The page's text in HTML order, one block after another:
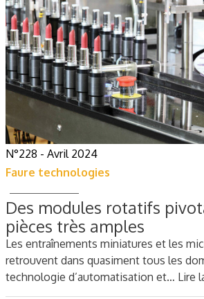
N°228 - Avril 2024
Faure technologies
Des modules rotatifs
pièces très amples
Les entraînements miniatures et les
retrouvent dans quasiment tous les
technologie d’automatisation et… Lire